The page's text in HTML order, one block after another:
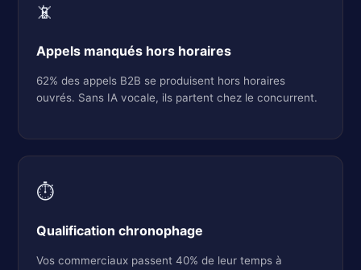
📵
Appels manqués hors horaires
62% des appels B2B se produisent hors horaires
ouvrés. Sans IA vocale, ils partent chez le concurrent.
⏱️
Qualification chronophage
Vos commerciaux passent 40% de leur temps à